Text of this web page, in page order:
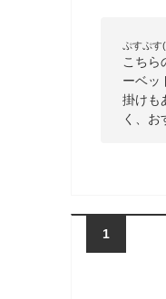
ぷすぷす
こちら
ーベッ
掛けも
く、お
1